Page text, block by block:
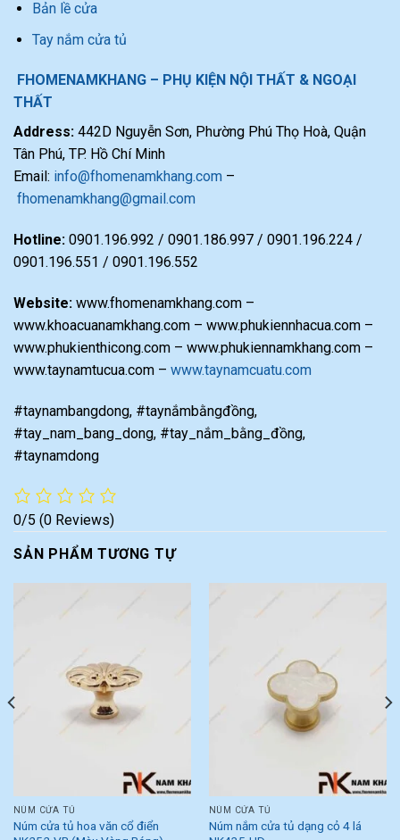
Bản lề cửa
Tay nắm cửa tủ
FHOMENAMKHANG – PHỤ KIỆN NỘI THẤT & NGOẠI
THẤT
Address: 442D Nguyễn Sơn, Phường Phú Thọ Hoà, Quận
Tân Phú, TP. Hồ Chí Minh
Email: info@fhomenamkhang.com –
fhomenamkhang@gmail.com
Hotline: 0901.196.992 / 0901.186.997 / 0901.196.224 /
0901.196.551 / 0901.196.552
Website: www.fhomenamkhang.com –
www.khoacuanamkhang.com – www.phukiennhacua.com –
www.phukienthicong.com – www.phukiennamkhang.com –
www.taynamtucua.com – www.taynamcuatu.com
#taynambangdong, #taynắmbằngđồng,
#tay_nam_bang_dong, #tay_nắm_bằng_đồng,
#taynamdong
0/5 (0 Reviews)
SẢN PHẨM TƯƠNG TỰ
NÚM CỬA TỦ
Núm cửa tủ hoa văn cổ điển
NÚM CỬA TỦ
Núm nắm cửa tủ dạng cỏ 4 lá